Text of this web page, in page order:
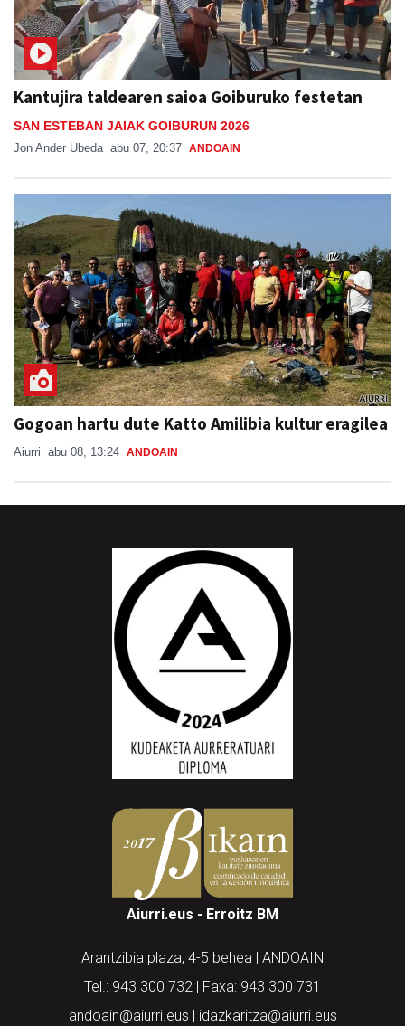
Kantujira taldearen saioa Goiburuko festetan
SAN ESTEBAN JAIAK GOIBURUN 2026
Jon Ander Ubeda abu 07, 20:37 ANDOAIN
Gogoan hartu dute Katto Amilibia kultur eragilea
Aiurri abu 08, 13:24 ANDOAIN
Aiurri.eus - Erroitz BM
Arantzibia plaza, 4-5 behea | ANDOAIN
Tel.: 943 300 732 | Faxa: 943 300 731
andoain@aiurri.eus | idazkaritza@aiurri.eus